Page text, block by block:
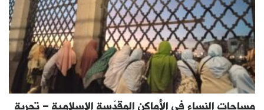
مساحات النساء في الأماكن المقدّسة الإسلامية – تجربة